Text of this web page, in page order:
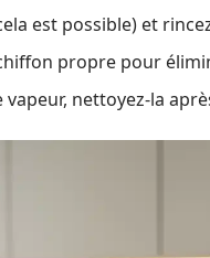
est possible) et
propre pour
nettoyez-la